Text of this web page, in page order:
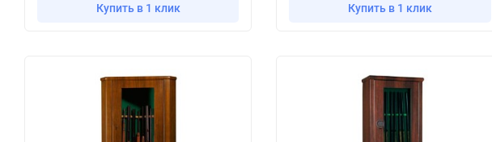
Купить в 1 клик Купить в 1 клик